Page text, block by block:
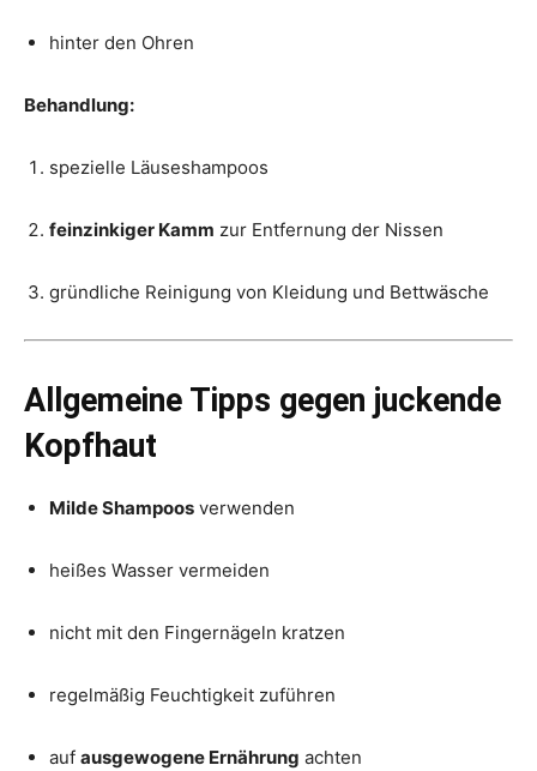
hinter den Ohren
Behandlung:
spezielle Läuseshampoos
feinzinkiger Kamm zur Entfernung der Nissen
gründliche Reinigung von Kleidung und Bettwäsche
Allgemeine Tipps gegen juckende
Kopfhaut
Milde Shampoos verwenden
heißes Wasser vermeiden
nicht mit den Fingernägeln kratzen
regelmäßig Feuchtigkeit zuführen
auf ausgewogene Ernährung achten